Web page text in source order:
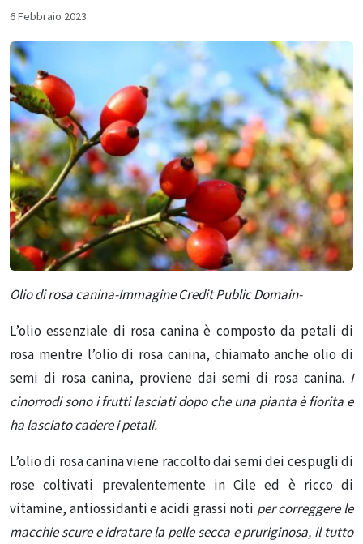
6 Febbraio 2023
Olio di rosa canina-Immagine Credit Public Domain-
L’olio essenziale di rosa canina è composto da petali di
rosa mentre l’olio di rosa canina, chiamato anche olio di
semi di rosa canina, proviene dai semi di rosa canina. I
cinorrodisono i frutti lasciati dopo che una pianta è fiorita e
ha lasciato cadere i petali.
L’olio di rosa canina viene raccolto dai semi dei cespugli di
rose coltivati ​​prevalentemente in Cile ed è ricco di
vitamine, antiossidanti e acidi grassi noti per correggere le
macchie scure e idratare la pelle secca e pruriginosa, il tutto